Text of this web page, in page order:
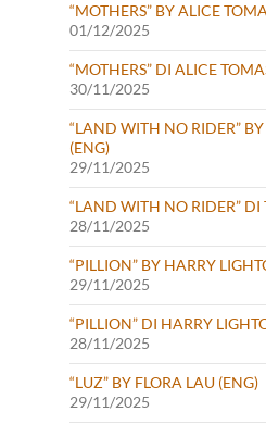
“MOTHERS” BY ALICE
01/12/2025
“MOTHERS” DI ALICE
30/11/2025
“LAND WITH NO RIDER”
(ENG)
29/11/2025
“LAND WITH NO RIDER”
28/11/2025
“PILLION” BY HARRY
29/11/2025
“PILLION” DI HARRY
28/11/2025
“LUZ” BY FLORA LAU (ENG)
29/11/2025